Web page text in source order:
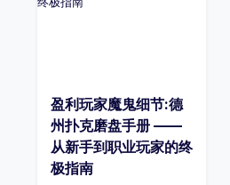
盈利玩家魔鬼细节:德
州扑克磨盘手册 ——
从新手到职业玩家的终
极指南